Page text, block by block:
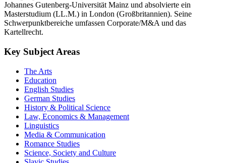
Peter Trösser studierte Rechtswissenschaften an der Johann
Wolfgang Goethe-Universität Frankfurt am Main sowie der
Johannes Gutenberg-Universität Mainz und absolvierte ein
Masterstudium (LL.M.) in London (Großbritannien). Seine
Kartellrecht.
Key Subject Areas
The Arts
Education
English Studies
German Studies
History & Political Science
Law, Economics & Management
Linguistics
Media & Communication